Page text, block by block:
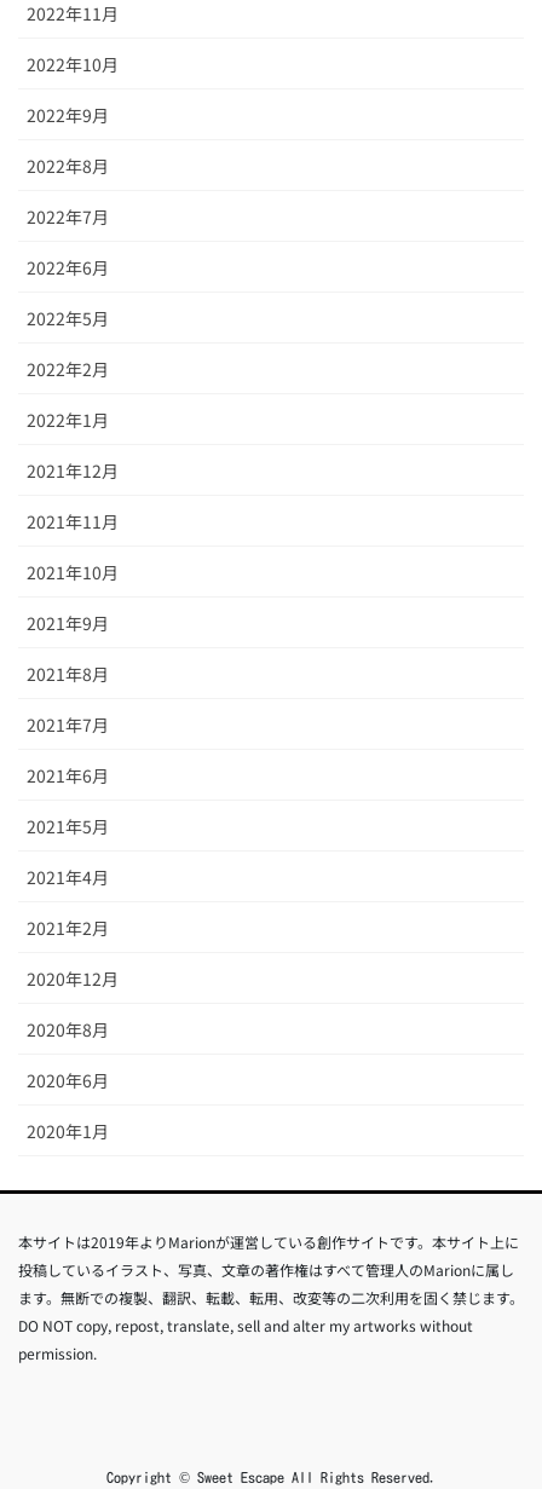
2022年11月
2022年10月
2022年9月
2022年8月
2022年7月
2022年6月
2022年5月
2022年2月
2022年1月
2021年12月
2021年11月
2021年10月
2021年9月
2021年8月
2021年7月
2021年6月
2021年5月
2021年4月
2021年2月
2020年12月
2020年8月
2020年6月
2020年1月
本サイトは2019年よりMarionが運営している創作サイトです。本サイト上に
投稿しているイラスト、写真、文章の著作権はすべて管理人のMarionに属し
ます。無断での複製、翻訳、転載、転用、改変等の二次利用を固く禁じます。
DO NOT copy, repost, translate, sell and alter my artworks without
permission.
Copyright © Sweet Escape All Rights Reserved.